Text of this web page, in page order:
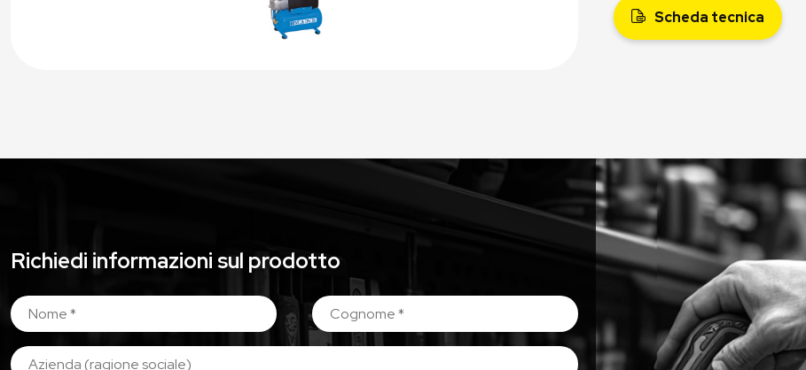
Scheda tecnica
Richiedi informazioni sul prodotto